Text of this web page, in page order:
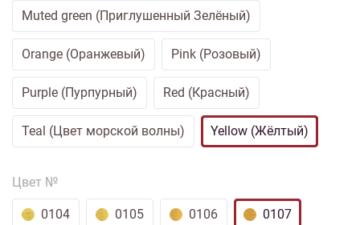
Muted green (Приглушенный Зелёный)
Orange (Оранжевый) Pink (Розовый)
Purple (Пурпурный) Red (Красный)
Teal (Цвет морской волны) Yellow (Жёлтый)
Цвет №
0104 0105 0106 0107